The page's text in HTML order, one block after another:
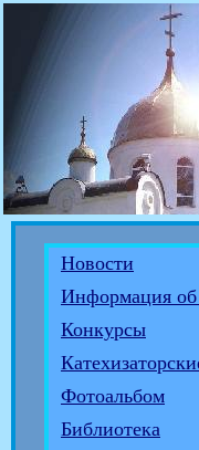
Новости
Информация об
Конкурсы
Фотоальбом
Библиотека